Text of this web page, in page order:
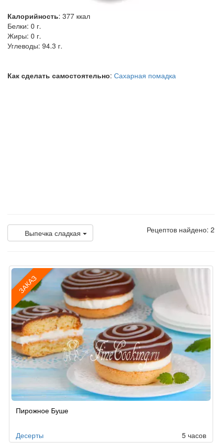
Калорийность: 377 ккал
Белки: 0 г.
Жиры: 0 г.
Углеводы: 94.3 г.
Как сделать самостоятельно: Сахарная помадка
Выпечка сладкая Рецептов найдено: 2
ЗАКАЗ
поПирожное Буше
Десерты 5 часов